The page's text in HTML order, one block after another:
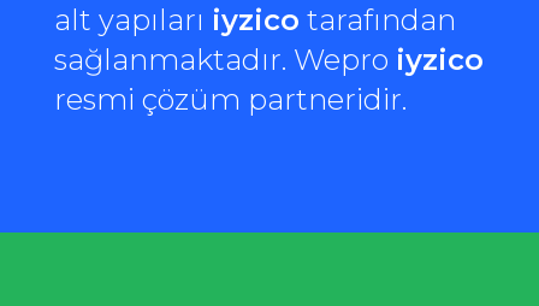
alt yapıları iyzico tarafından
sağlanmaktadır. Wepro iyzico
resmi çözüm partneridir.